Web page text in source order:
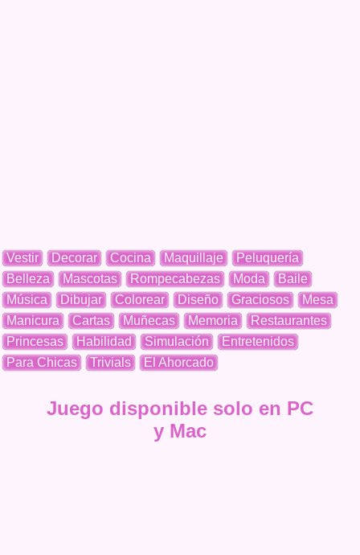
Vestir Decorar Cocina Maquillaje
Peluquería
Belleza
Mascotas Rompecabezas Moda
Baile
Música
Dibujar Colorear Diseño Graciosos
Mesa
Manicura
Cartas Muñecas Memoria
Restaurantes
Princesas
Habilidad Simulación
Entretenidos
Para Chicas
Trivials El Ahorcado
Juego disponible solo en PC
y Mac